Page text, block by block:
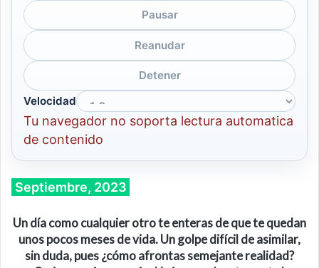
Pausar
Reanudar
Detener
Velocidad
Tu navegador no soporta lectura automatica
de contenido
Septiembre, 2023
Un día como cualquier otro te enteras de que te quedan
unos pocos meses de vida. Un golpe difícil de asimilar,
sin duda, pues ¿cómo afrontas semejante realidad?